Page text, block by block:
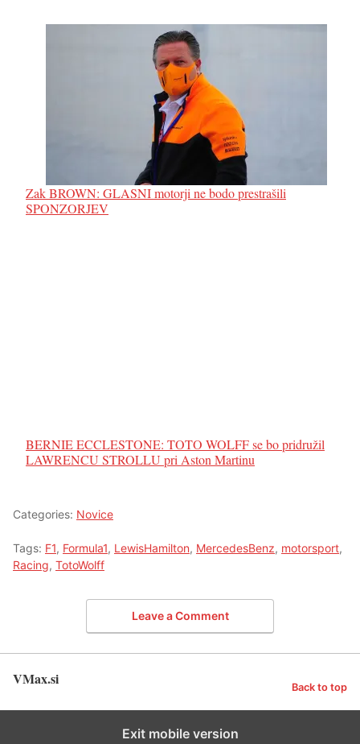
Zak BROWN: GLASNI motorji ne bodo prestrašili
SPONZORJEV
BERNIE ECCLESTONE: TOTO WOLFF se bo pridružil
LAWRENCU STROLLU pri Aston Martinu
Categories: Novice
Tags: F1, Formula1, LewisHamilton, MercedesBenz, motorsport,
Racing, TotoWolff
Leave a Comment
VMax.si Back to top
Exit mobile version